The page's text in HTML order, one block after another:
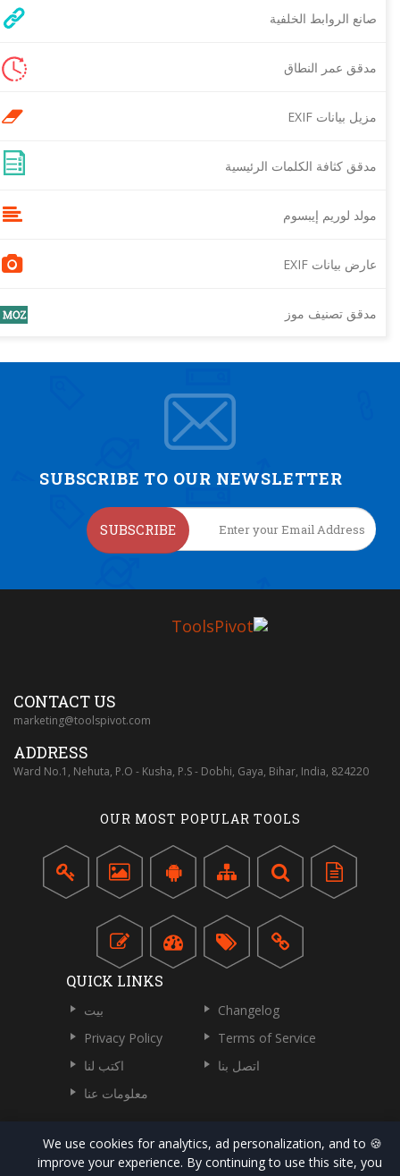
صانع الروابط الخلفية
مدقق عمر النطاق
مزيل بيانات EXIF
مدقق كثافة الكلمات الرئيسية
مولد لوريم إيبسوم
عارض بيانات EXIF
مدقق تصنيف موز
SUBSCRIBE TO OUR NEWSLETTER
SUBSCRIBE
CONTACT US
marketing@toolspivot.com
ADDRESS
Ward No.1, Nehuta, P.O - Kusha, P.S - Dobhi, Gaya, Bihar, India, 824220
OUR MOST POPULAR TOOLS
QUICK LINKS
بيت
Changelog
Privacy Policy
Terms of Service
اكتب لنا
اتصل بنا
معلومات عنا
🍪 We use cookies for analytics, ad personalization, and to
improve your experience. By continuing to use this site, you